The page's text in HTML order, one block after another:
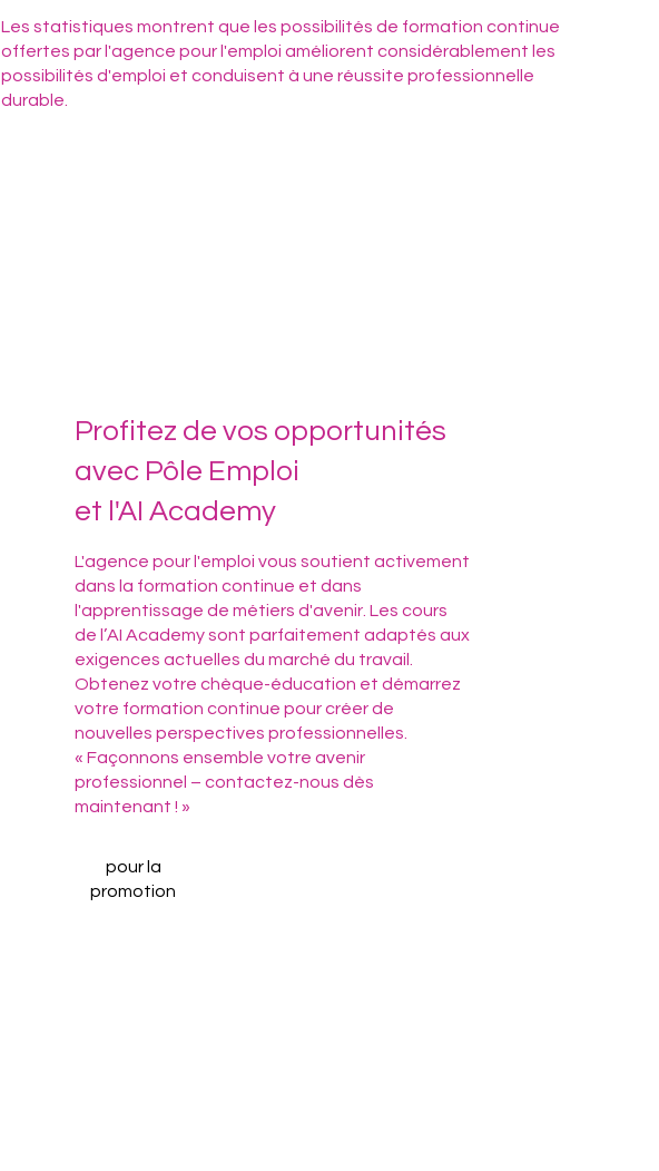
Les statistiques montrent que les possibilités de formation continue
offertes par l'agence pour l'emploi améliorent considérablement les
possibilités d'emploi et conduisent à une réussite professionnelle
durable.
pour la
promotion
L'agence pour l'emploi vous soutient activement
dans la formation continue et dans
l'apprentissage de métiers d'avenir. Les cours
de l’AI Academy sont parfaitement adaptés aux
exigences actuelles du marché du travail.
Obtenez votre chèque-éducation et démarrez
votre formation continue pour créer de
nouvelles perspectives professionnelles.
« Façonnons ensemble votre avenir
professionnel – contactez-nous dès
maintenant ! »
Profitez de vos opportunités
avec Pôle Emploi
et l'AI Academy